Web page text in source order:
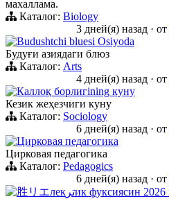
махаллама.
Каталог: Biology
3 дней(я) назад · от
Budushtchi bluesi Osiyoda
Будуғи азиядаги блюз
Каталог: Arts
4 дней(я) назад · от
Каллоқ борлигining куну
Кезик жеҳезчиги куну
Каталог: Sociology
6 дней(я) назад · от
Цирковая педагогика
Цирковая педагогика
Каталог: Pedagogics
6 дней(я) назад · от
胜リエлекترик фуксиясин 2026 йилигин